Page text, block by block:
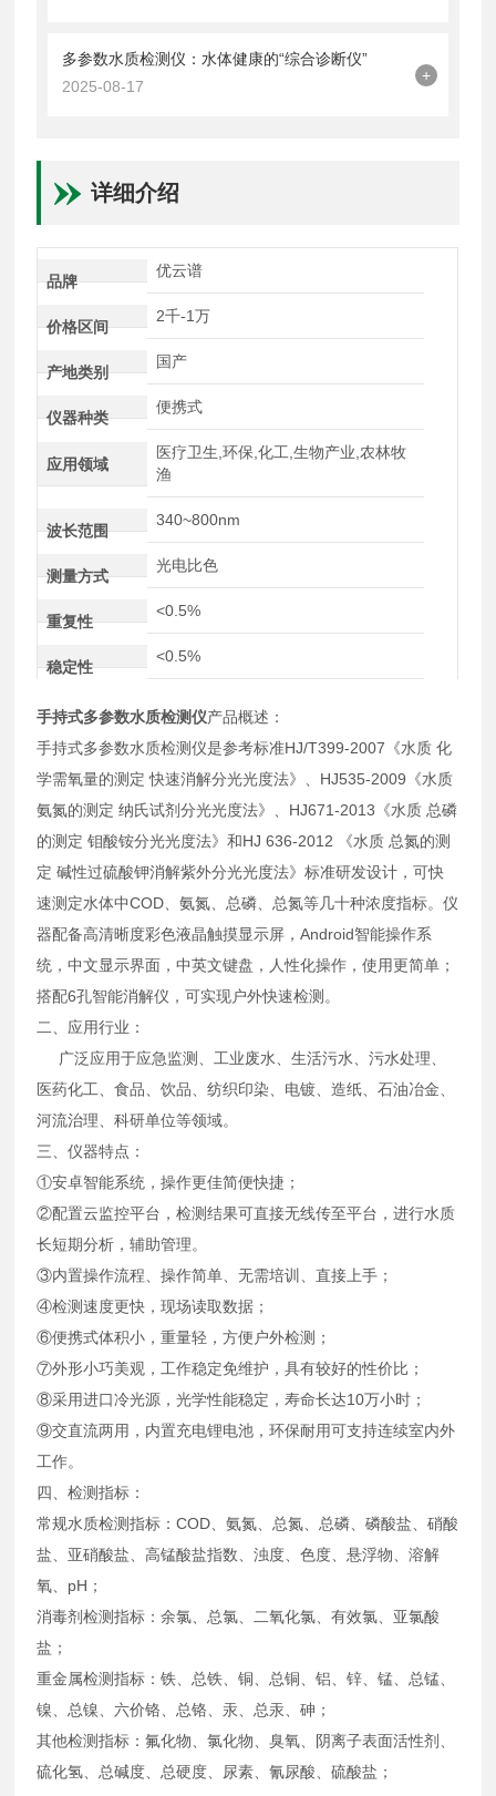
多参数水质检测仪：水体健康的“综合诊断仪”
2025-08-17
+
详细介绍
品牌
优云谱
价格区间
2千-1万
产地类别
国产
仪器种类
便携式
应用领域
医疗卫生,环保,化工,生物产业,农林牧
渔
波长范围
340~800nm
测量方式
光电比色
重复性
<0.5%
稳定性
<0.5%
手持式多参数水质检测仪产品概述：
手持式多参数水质检测仪是参考标准HJ/T399-2007《水质 化
学需氧量的测定 快速消解分光光度法》、HJ535-2009《水质
氨氮的测定 纳氏试剂分光光度法》、HJ671-2013《水质 总磷
的测定 钼酸铵分光光度法》和HJ 636-2012 《水质 总氮的测
定 碱性过硫酸钾消解紫外分光光度法》标准研发设计，可快
速测定水体中COD、氨氮、总磷、总氮等几十种浓度指标。仪
器配备高清晰度彩色液晶触摸显示屏，Android智能操作系
统，中文显示界面，中英文键盘，人性化操作，使用更简单；
搭配6孔智能消解仪，可实现户外快速检测。
二、应用行业：
广泛应用于应急监测、工业废水、生活污水、污水处理、
医药化工、食品、饮品、纺织印染、电镀、造纸、石油冶金、
河流治理、科研单位等领域。
三、仪器特点：
①安卓智能系统，操作更佳简便快捷；
②配置云监控平台，检测结果可直接无线传至平台，进行水质
长短期分析，辅助管理。
③内置操作流程、操作简单、无需培训、直接上手；
④检测速度更快，现场读取数据；
⑥便携式体积小，重量轻，方便户外检测；
⑦外形小巧美观，工作稳定免维护，具有较好的性价比；
⑧采用进口冷光源，光学性能稳定，寿命长达10万小时；
⑨交直流两用，内置充电锂电池，环保耐用可支持连续室内外
工作。
四、检测指标：
常规水质检测指标：COD、氨氮、总氮、总磷、磷酸盐、硝酸
盐、亚硝酸盐、高锰酸盐指数、浊度、色度、悬浮物、溶解
氧、pH；
消毒剂检测指标：余氯、总氯、二氧化氯、有效氯、亚氯酸
盐；
重金属检测指标：铁、总铁、铜、总铜、铝、锌、锰、总锰、
镍、总镍、六价铬、总铬、汞、总汞、砷；
其他检测指标：氟化物、氯化物、臭氧、阴离子表面活性剂、
硫化氢、总碱度、总硬度、尿素、氰尿酸、硫酸盐；